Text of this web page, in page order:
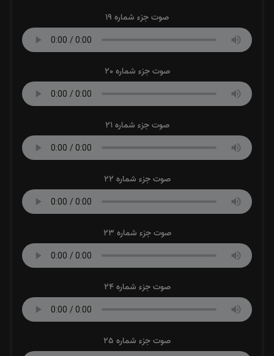
صوت جزء شماره 19
صوت جزء شماره 20
صوت جزء شماره 21
صوت جزء شماره 22
صوت جزء شماره 23
صوت جزء شماره 24
صوت جزء شماره 25